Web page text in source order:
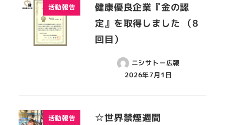
活動報告
健康優良企業『金の認
定』を取得しました （8
回目）
ニシサトー広報
2026年7月1日
活動報告
☆世界禁煙週間